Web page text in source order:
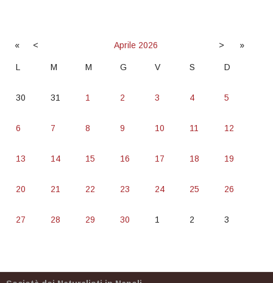
« < Aprile 2026 > »
L M M G V S D
30 31 1 2 3 4 5
6 7 8 9 10 11 12
13 14 15 16 17 18 19
20 21 22 23 24 25 26
27 28 29 30 1 2 3